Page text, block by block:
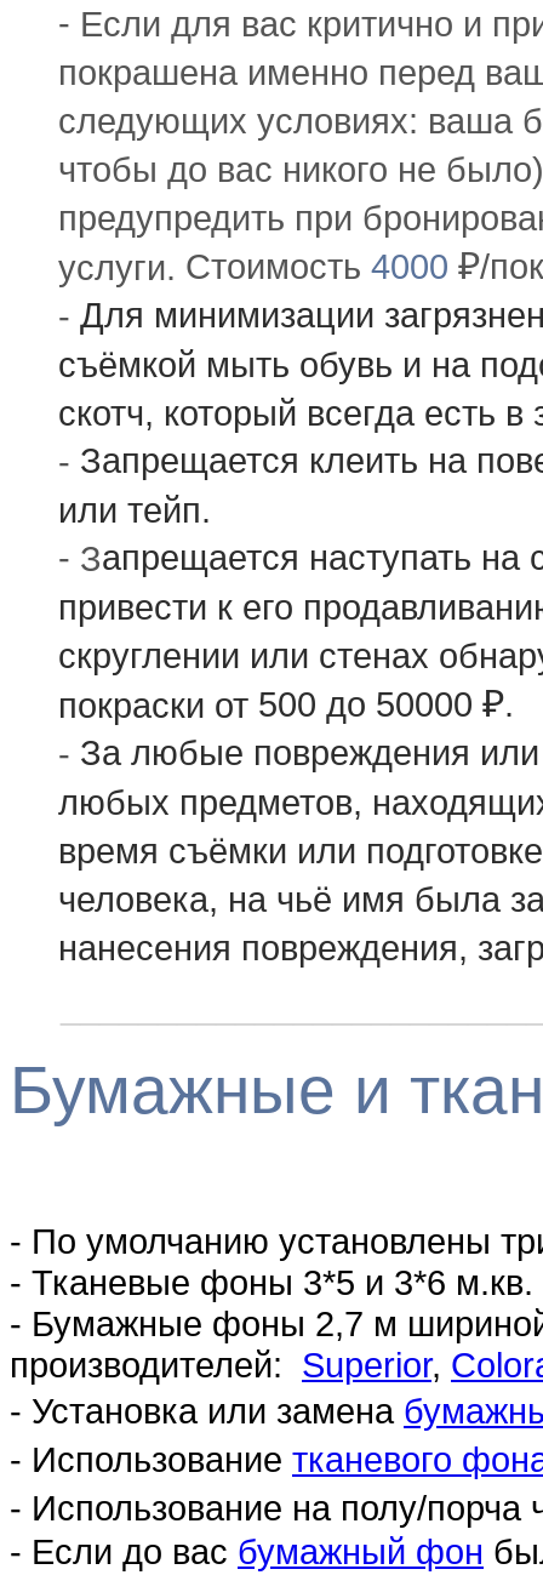
- Если для вас критично и
покрашена именно перед
следующих условиях: ваша
чтобы до вас никого не
предупредить при
услуги. Стоимость 4000 ₽/
- Для минимизации
съёмкой мыть обувь и на
скотч, который всегда есть
- Запрещается клеить на
или тейп.
- Запрещается наступать на
привести к его
скруглении или стенах
покраски от 500 до 50000 ₽.
- За любые повреждения или
любых предметов,
время съёмки или
человека, на чьё имя была
нанесения повреждения,
Бумажные и
- По умолчанию установлены
- Тканевые фоны 3*5 и 3*6
- Бумажные фоны 2,7 м
производителей: Superior,
- Установка или замена
- Использование тканевого
- Использование на полу/порча
- Если до вас бумажный фон